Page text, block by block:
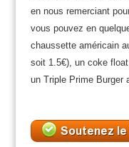
en nous remerciant
vous pouvez en
chaussette américain
soit 1.5€), un coke
un Triple Prime Burger